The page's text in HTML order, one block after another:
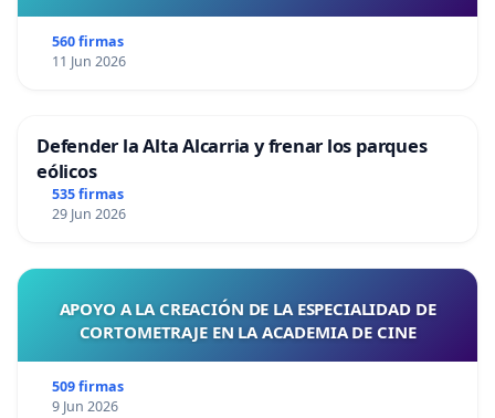
560 firmas
11 Jun 2026
Defender la Alta Alcarria y frenar los parques
eólicos
535 firmas
29 Jun 2026
APOYO A LA CREACIÓN DE LA ESPECIALIDAD DE
CORTOMETRAJE EN LA ACADEMIA DE CINE
509 firmas
9 Jun 2026